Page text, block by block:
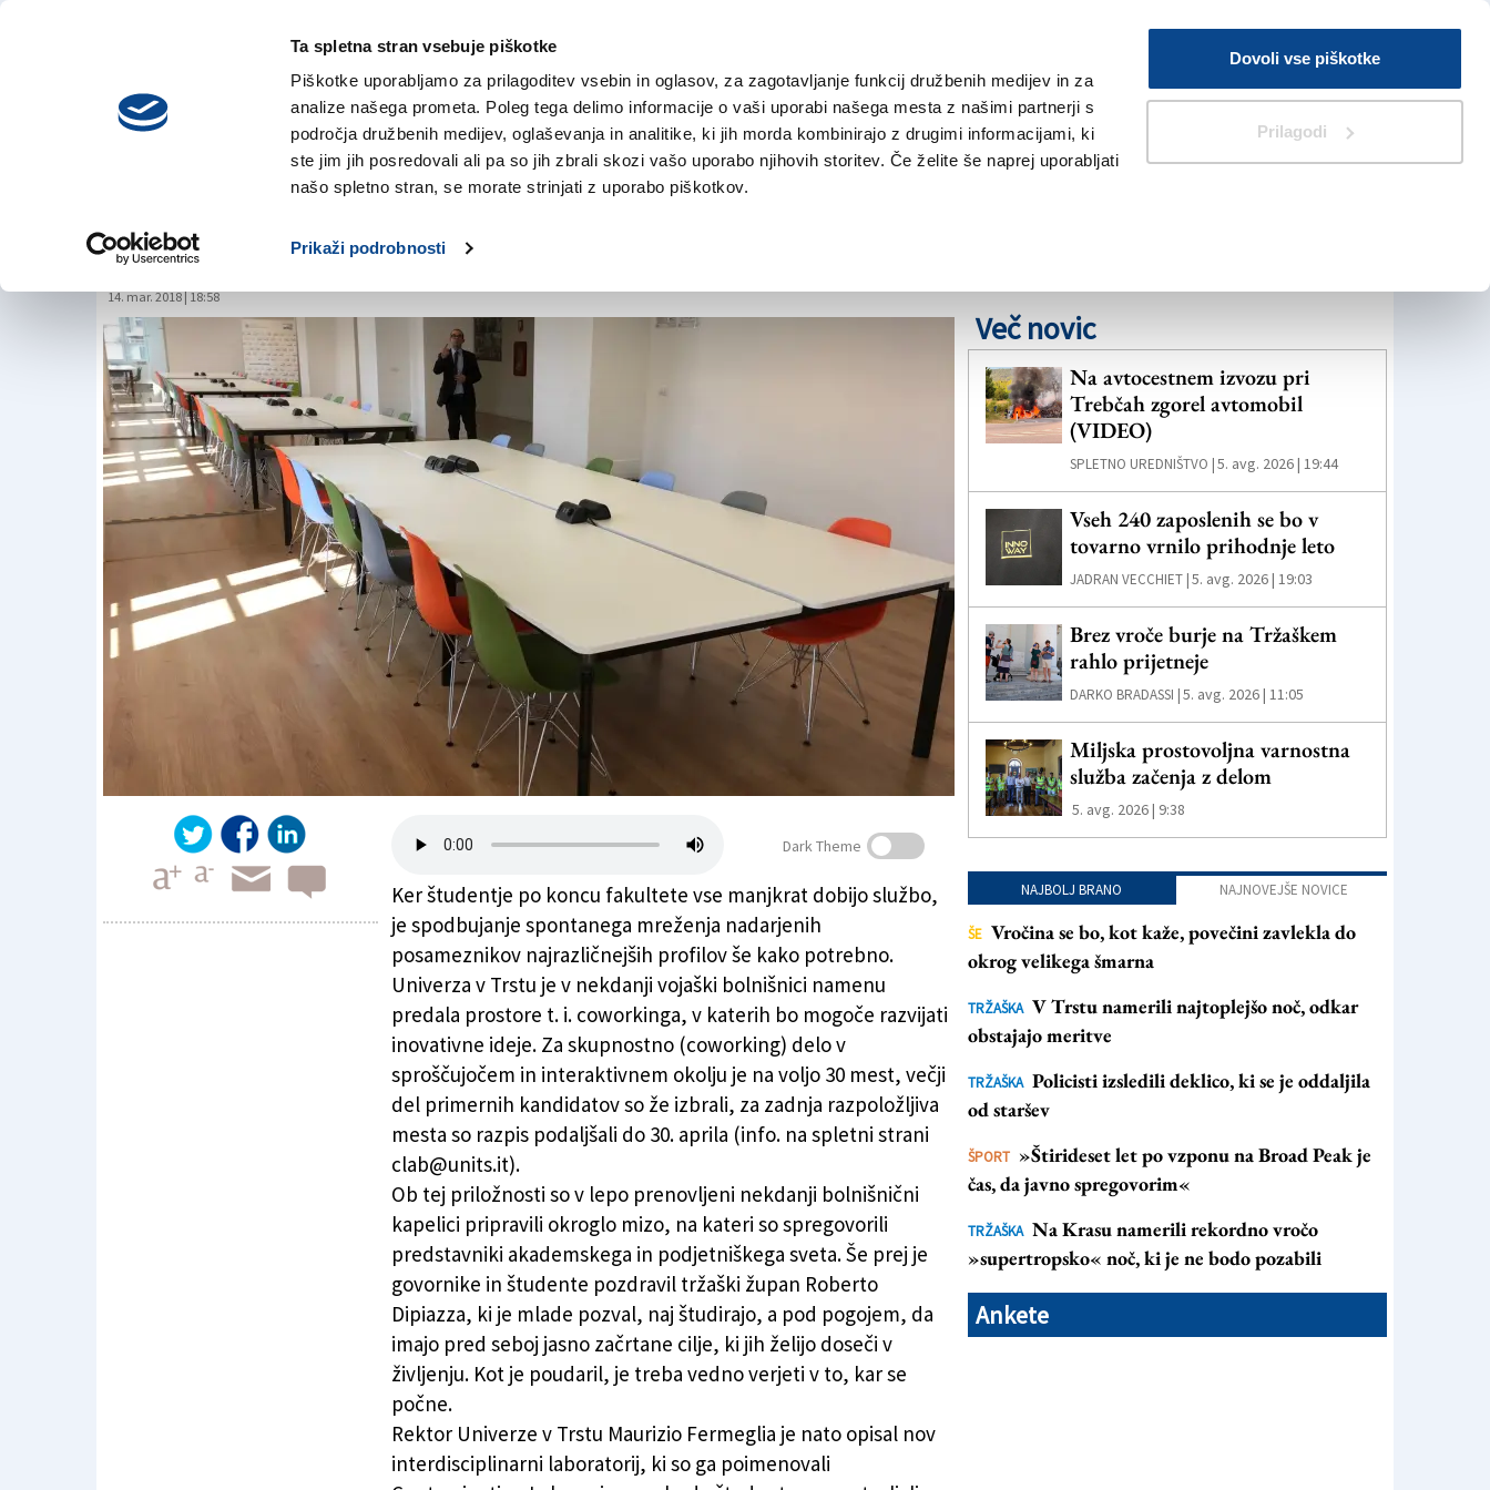
Ta spletna stran vsebuje piškotke
Piškotke uporabljamo za prilagoditev vsebin in oglasov, za zagotavljanje funkcij družbenih medijev in za
analize našega prometa. Poleg tega delimo informacije o vaši uporabi našega mesta z našimi partnerji s
področja družbenih medijev, oglaševanja in analitike, ki jih morda kombinirajo z drugimi informacijami, ki
ste jim jih posredovali ali pa so jih zbrali skozi vašo uporabo njihovih storitev. Če želite še naprej uporabljati
našo spletno stran, se morate strinjati z uporabo piškotkov.
Prikaži podrobnosti
Dovoli vse piškotke
Prilagodi
sreda,
5. avgusta 2026
V Kioskih
Iskanje
NOVICE TRŽAŠKA GORIŠKA KULTURA ŠPORT ŠE
Laboratorij, v katerem spodbujajo nove
kompetence
14. mar. 2018 | 18:58
Laboratorij, v katerem spodbujajo nove kompetence
Dark Theme
Ker študentje po koncu fakultete vse manjkrat dobijo službo,
je spodbujanje spontanega mreženja nadarjenih
posameznikov najrazličnejših profilov še kako potrebno.
Univerza v Trstu je v nekdanji vojaški bolnišnici namenu
predala prostore t. i. coworkinga, v katerih bo mogoče razvijati
inovativne ideje. Za skupnostno (coworking) delo v
sproščujočem in interaktivnem okolju je na voljo 30 mest, večji
del primernih kandidatov so že izbrali, za zadnja razpoložljiva
mesta so razpis podaljšali do 30. aprila (info. na spletni strani
clab@units.it).
Ob tej priložnosti so v lepo prenovljeni nekdanji bolnišnični
kapelici pripravili okroglo mizo, na kateri so spregovorili
predstavniki akademskega in podjetniškega sveta. Še prej je
govornike in študente pozdravil tržaški župan Roberto
Dipiazza, ki je mlade pozval, naj študirajo, a pod pogojem, da
imajo pred seboj jasno začrtane cilje, ki jih želijo doseči v
življenju. Kot je poudaril, je treba vedno verjeti v to, kar se
počne.
Rektor Univerze v Trstu Maurizio Fermeglia je nato opisal nov
interdisciplinarni laboratorij, ki so ga poimenovali
Več novic
Na avtocestnem izvozu pri
Trebčah zgorel avtomobil
(VIDEO)
SPLETNO UREDNIŠTVO |5. avg. 2026 | 19:44
Vseh 240 zaposlenih se bo v
tovarno vrnilo prihodnje leto
JADRAN VECCHIET |5. avg. 2026 | 19:03
Brez vroče burje na Tržaškem
rahlo prijetneje
DARKO BRADASSI |5. avg. 2026 | 11:05
Miljska prostovoljna varnostna
služba začenja z delom
5. avg. 2026 | 9:38
NAJBOLJ BRANO NAJNOVEJŠE NOVICE
ŠE Vročina se bo, kot kaže, povečini zavlekla do
okrog velikega šmarna
TRŽAŠKA V Trstu namerili najtoplejšo noč, odkar
obstajajo meritve
TRŽAŠKA Policisti izsledili deklico, ki se je oddaljila
od staršev
ŠPORT »Štirideset let po vzponu na Broad Peak je
čas, da javno spregovorim«
TRŽAŠKA Na Krasu namerili rekordno vročo
»supertropsko« noč, ki je ne bodo pozabili
Ankete